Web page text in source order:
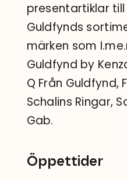
presentartiklar
Guldfynds
märken som
Guldfynd by
Q Från Guldfynd,
Schalins Ringar,
Gab.
Öppettider